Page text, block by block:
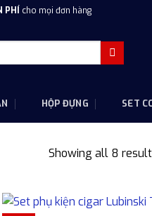
PHÍ cho mọi đơn hàng
HỘP ĐỰNG SET
Showing all 8